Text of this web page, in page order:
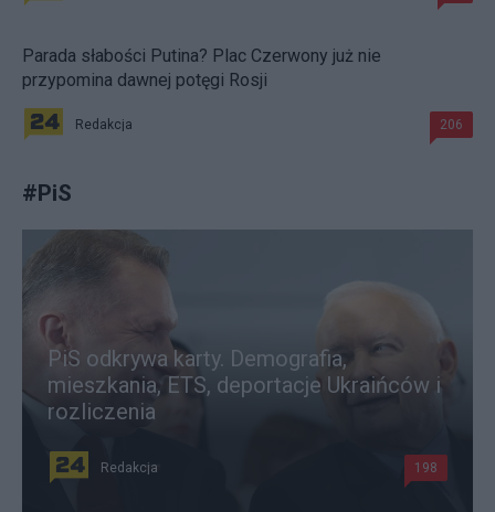
Parada słabości Putina? Plac Czerwony już nie
przypomina dawnej potęgi Rosji
Redakcja 206
#PiS
PiS odkrywa karty. Demografia,
mieszkania, ETS, deportacje Ukraińców i
rozliczenia
Redakcja 198